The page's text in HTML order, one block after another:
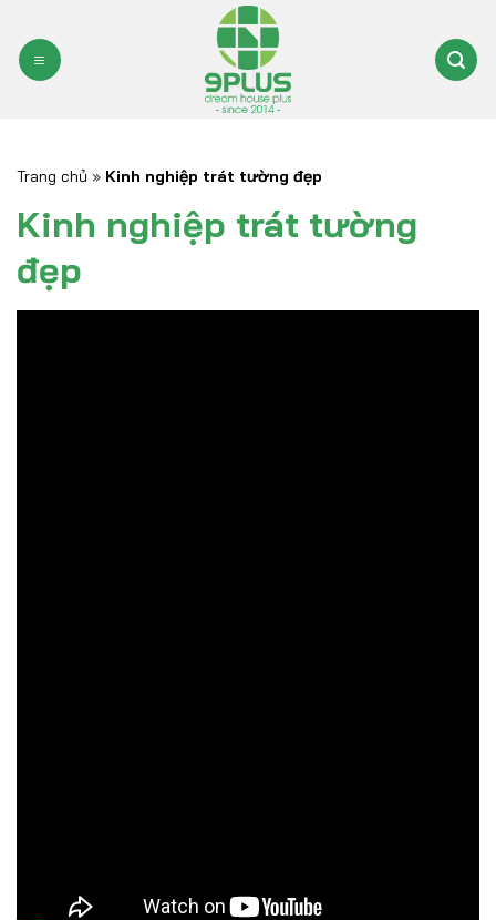
qua
nội
Trang chủ » Kinh nghiệp trát tường đẹp
Kinh nghiệp trát tường
đẹp